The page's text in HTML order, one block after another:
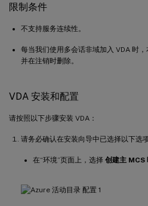
限制条件
不支持服务连续性。
每当我们使用多会话非域加入 VDA 时
并在注销时删除。
VDA 安装和配置
请按照以下步骤安装 VDA：
请务必确认在安装向导中已选择以下选
在“环境”页面上，选择 创建主 MCS